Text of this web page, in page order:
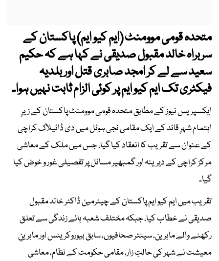
متحدہ قومی موومنٹ (ایم کیو ایم) پاکستان کے
سربراہ خالد مقبول صدیقی نے کہا ہے کہ حکیم
سعید سے لے کر امجد صابری قتل اور بلدیہ
فیکٹری تک ایم کیو ایم پر کوئی الزام ثابت نہیں ہوا۔
ایکسپریس نیوز کے مطابق متحدہ قومی موومنٹ پاکستان کے زیرِ
اہتمام شہرِ قائد کے ایک مقامی نجی ہوٹل میں دی ڈائیلاگ کراچی
کے عنوان سے تقریب کا انعقاد کیا گیا، جس میں ملک کے معاشی
مرکز کراچی کے دیرینہ اور گمبھیر مسائل پر تفصیلی غور و خوض کیا
گیا۔
تقریب میں ایم کیو ایم پاکستان کے چیئرمین ڈاکٹر خالد مقبول
صدیقی نے خطاب کیا، جبکہ مختلف شعبہ ہائے زندگی سے تعلق
رکھنے والے ماہرین، سینئر صحافیوں، سابق بیوروکریٹس اور ماہرینِ
معیشت نے شہر کی حالتِ زار، مقامی حکومت کے نظام، معاشی